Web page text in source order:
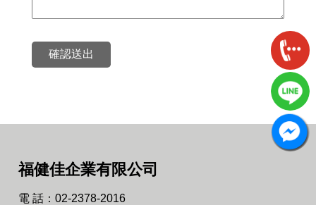
確認送出
福健佳企業有限公司
電 話：02-2378-2016